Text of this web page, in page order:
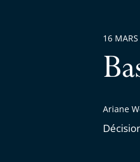
Ariane
16